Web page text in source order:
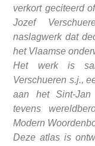
verkort geciteerd
Jozef
naslagwerk dat
het Vlaamse
Het werk is
Verschueren s.j.,
aan het Sint-Jan
tevens
Modern
Deze atlas is